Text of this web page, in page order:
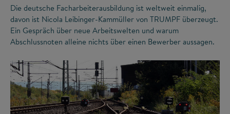
Die deutsche Facharbeiterausbildung ist weltweit einmalig,
davon ist Nicola Leibinger-Kammüller von TRUMPF überzeugt.
Ein Gespräch über neue Arbeitswelten und warum
Abschlussnoten alleine nichts über einen Bewerber aussagen.